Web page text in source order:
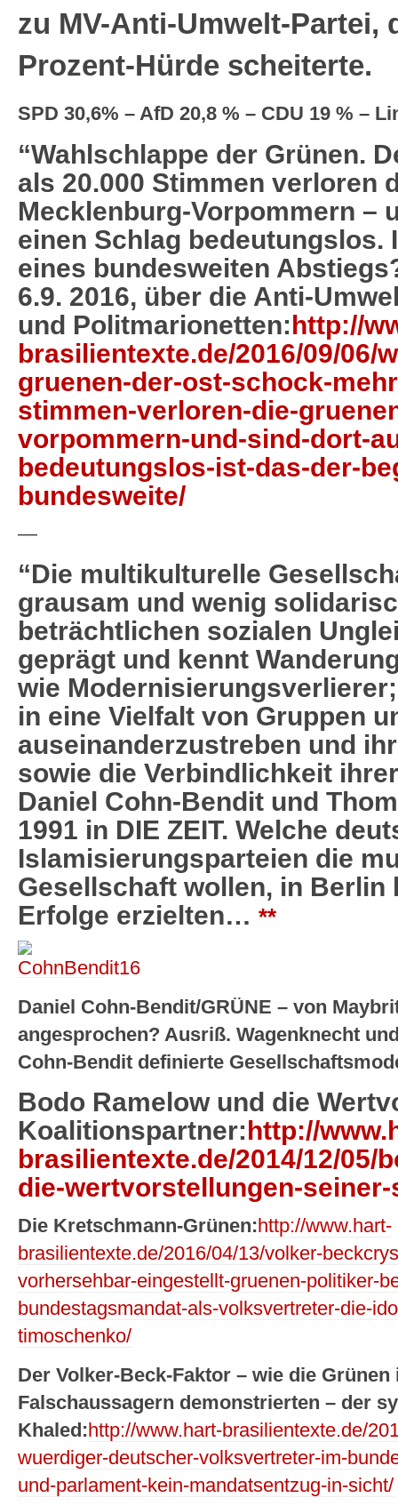
zu MV-Anti-Umwelt-Partei,
Prozent-Hürde scheiterte.
SPD 30,6% – AfD 20,8 % – CDU 19 % –
“Wahlschlappe der Grünen.
als 20.000 Stimmen verloren
Mecklenburg-Vorpommern –
einen Schlag bedeutungslos.
eines bundesweiten
6.9. 2016, über die Anti-
und Politmarionetten:http://
brasilientexte.de/2016/09/06/
gruenen-der-ost-schock-
stimmen-verloren-die-
vorpommern-und-sind-dort-
bedeutungslos-ist-das-der-
bundesweite/
—
“Die multikulturelle
grausam und wenig
beträchtlichen sozialen
geprägt und kennt
wie
in eine Vielfalt von Gruppen
auseinanderzustreben und
sowie die Verbindlichkeit
Daniel Cohn-Bendit und
1991 in DIE ZEIT. Welche
Islamisierungsparteien die
Gesellschaft wollen, in
Erfolge erzielten… **
Daniel Cohn-Bendit/GRÜNE – von
angesprochen? Ausriß. Wagenknecht
Cohn-Bendit definierte
Bodo Ramelow und die
Koalitionspartner: http://
brasilientexte.de/2014/12/05/
die-wertvorstellungen-
Die Kretschmann-Grünen:http://www.hart-
brasilientexte.de/2016/04/13/volker-
vorhersehbar-eingestellt-gruenen-politiker-
bundestagsmandat-als-volksvertreter-die-
timoschenko/
Der Volker-Beck-Faktor – wie die
Falschaussagern demonstrierten – der
Khaled:http://www.hart-brasilientexte.de/
wuerdiger-deutscher-volksvertreter-im-
und-parlament-kein-mandatsentzug-in-sicht/